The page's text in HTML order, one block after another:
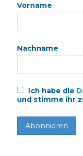
Vorname
Nachname
Ich habe die
und stimme ihr